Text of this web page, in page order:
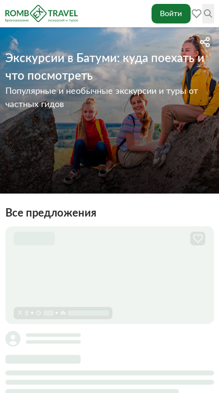
Войти
Экскурсии в Батуми: куда поехать и
что посмотреть
Популярные и необычные экскурсии и туры от
частных гидов
Все предложения